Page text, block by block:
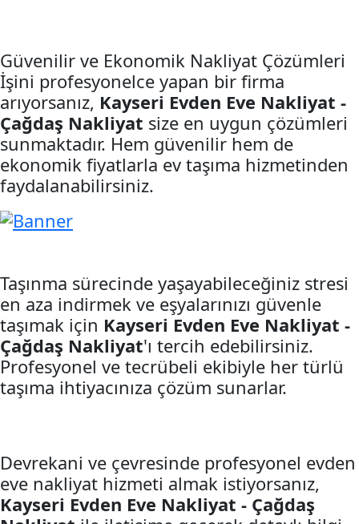
Güvenilir ve Ekonomik Nakliyat Çözümleri
İşini profesyonelce yapan bir firma
arıyorsanız, Kayseri Evden Eve Nakliyat -
Çağdaş Nakliyat size en uygun çözümleri
sunmaktadır. Hem güvenilir hem de
ekonomik fiyatlarla ev taşıma hizmetinden
faydalanabilirsiniz.
Taşınma sürecinde yaşayabileceğiniz stresi
en aza indirmek ve eşyalarınızı güvenle
taşımak için Kayseri Evden Eve Nakliyat -
Çağdaş Nakliyat'ı tercih edebilirsiniz.
Profesyonel ve tecrübeli ekibiyle her türlü
taşıma ihtiyacınıza çözüm sunarlar.
Devrekani ve çevresinde profesyonel evden
eve nakliyat hizmeti almak istiyorsanız,
Kayseri Evden Eve Nakliyat - Çağdaş